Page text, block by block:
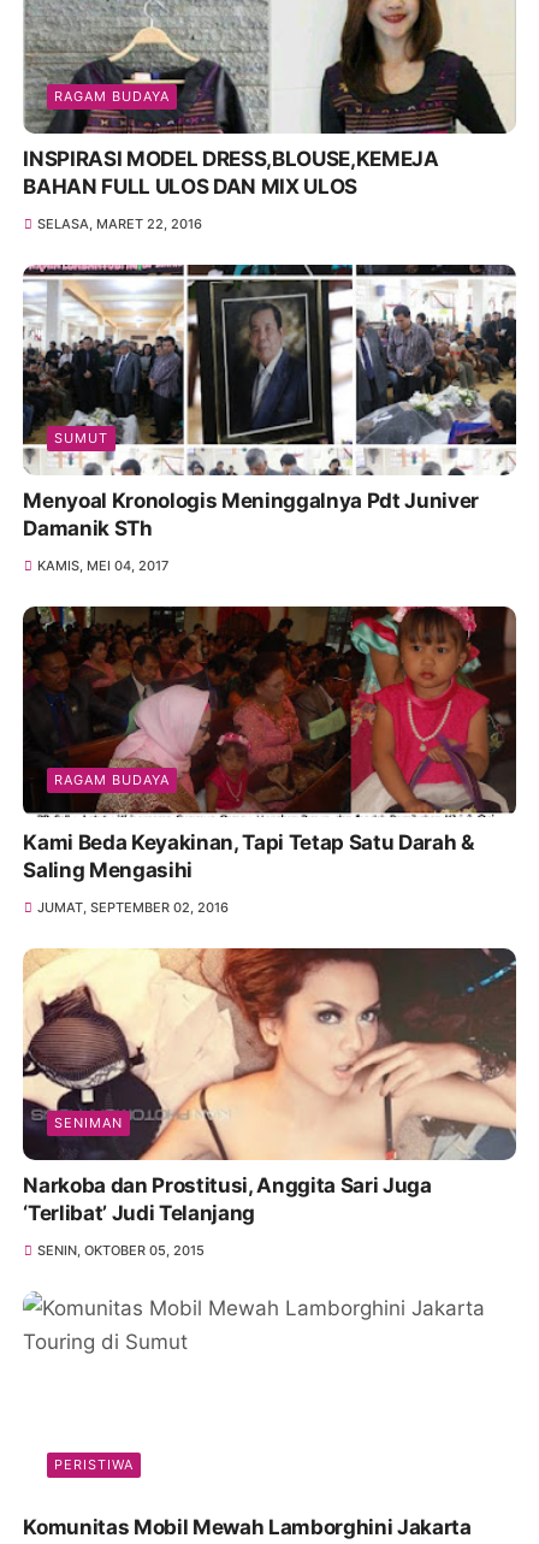
RAGAM BUDAYA
INSPIRASI MODEL DRESS,BLOUSE,KEMEJA
BAHAN FULL ULOS DAN MIX ULOS
SELASA, MARET 22, 2016
SUMUT
Menyoal Kronologis Meninggalnya Pdt Juniver
Damanik STh
KAMIS, MEI 04, 2017
RAGAM BUDAYA
Kami Beda Keyakinan, Tapi Tetap Satu Darah &
Saling Mengasihi
JUMAT, SEPTEMBER 02, 2016
SENIMAN
Narkoba dan Prostitusi, Anggita Sari Juga
‘Terlibat’ Judi Telanjang
SENIN, OKTOBER 05, 2015
PERISTIWA
Komunitas Mobil Mewah Lamborghini Jakarta